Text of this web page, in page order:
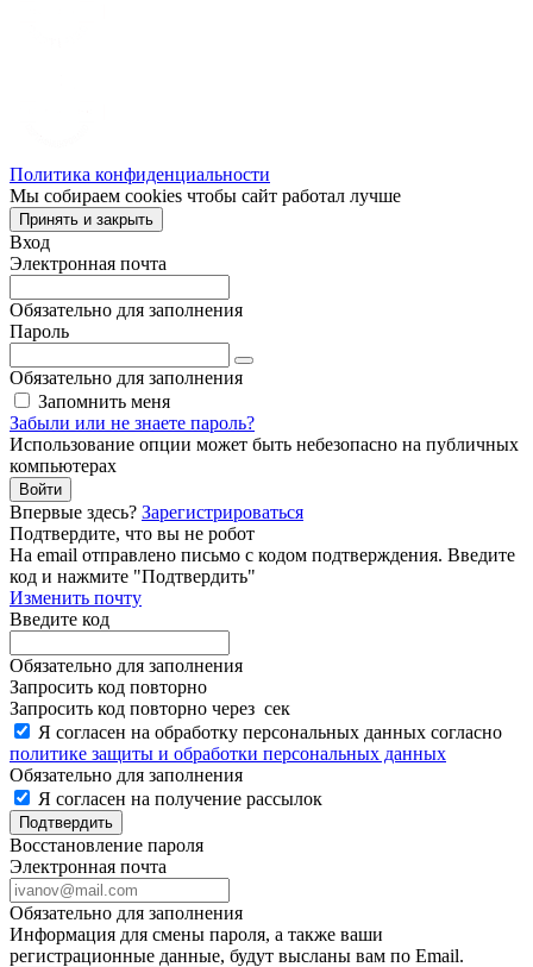
Политика конфиденциальности
Мы собираем cookies чтобы сайт работал лучше
Принять и закрыть
Вход
Электронная почта
Обязательно для заполнения
Пароль
Обязательно для заполнения
Запомнить меня
Забыли или не знаете пароль?
Использование опции может быть небезопасно на публичных
компьютерах
Войти
Впервые здесь? Зарегистрироваться
Подтвердите, что вы не робот
Ha email отправлено письмо с кодом подтверждения. Введите
код и нажмите "Подтвердить"
Изменить почту
Введите код
Обязательно для заполнения
Запросить код повторно
Запросить код повторно через сек
Я согласен на обработку персональных данных согласно
политике защиты и обработки персональных данных
Обязательно для заполнения
Я согласен на получение рассылок
Подтвердить
Восстановление пароля
Электронная почта
Обязательно для заполнения
Информация для смены пароля, а также ваши
регистрационные данные, будут высланы вам по Email.